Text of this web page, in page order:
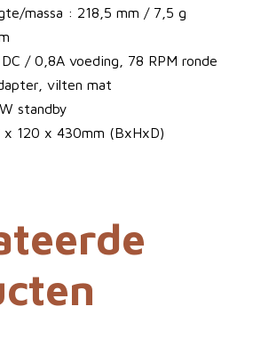
massa : 218,5 mm / 7,5 g
/ 0,8A voeding, 78 RPM ronde
vilten mat
standby
120 x 430mm (BxHxD)